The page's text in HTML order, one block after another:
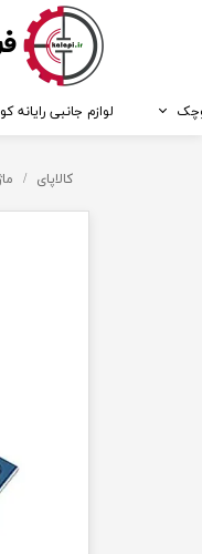
لوازم جانبی رایانه
کالاپای